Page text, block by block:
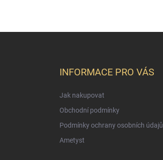
INFORMACE PRO VÁS
Jak nakupovat
Obchodní podmínky
Podmínky ochrany osobních údajů
Ametyst